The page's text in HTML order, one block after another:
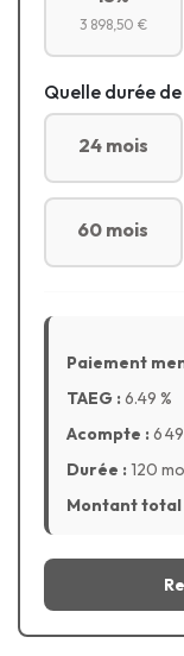
3 898,50 €
Quelle durée
24 mois
60 mois
Paiement
TAEG :6.49 %
Acompte :6
Durée :120
Montant total